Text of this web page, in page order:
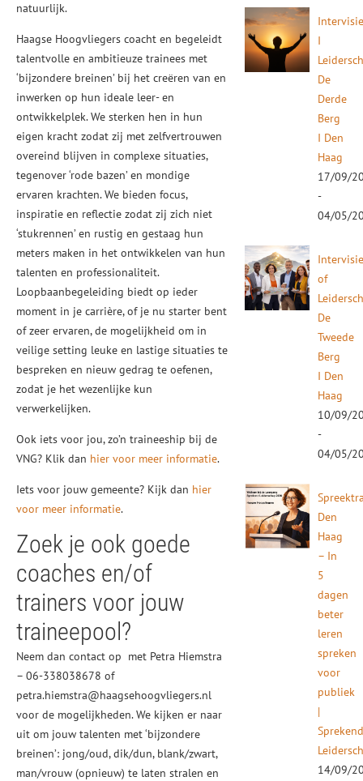
natuurlijk.
Haagse Hoogvliegers coacht en begeleidt
talentvolle en ambitieuze trainees met
‘bijzondere breinen’ bij het creëren van en
inwerken op hun ideale leer- en
ontwikkelplek. We sterken hen in hun
eigen kracht zodat zij met zelfvertrouwen
overeind blijven in complexe situaties,
tegenover ‘rode bazen’ en mondige
ervaren krachten. We bieden focus,
inspiratie en reflectie zodat zij zich niet
‘stukrennen’ en rustig en gestaag hun
meters maken in het ontwikkelen van hun
talenten en professionaliteit.
Loopbaanbegeleiding biedt op ieder
moment in je carrière, of je nu starter bent
of zeer ervaren, de mogelijkheid om in
veilige setting leuke en lastige situaties te
bespreken en nieuw gedrag te oefenen,
zodat je het wezenlijke kun
verwerkelijken.
Ook iets voor jou, zo’n traineeship bij de
VNG? Klik dan hier voor meer informatie.
Iets voor jouw gemeente? Kijk dan hier
voor meer informatie.
Zoek je ook goede
coaches en/of
trainers voor jouw
traineepool?
Neem dan contact op met Petra Hiemstra
– 06-338038678 of
petra.hiemstra@haagsehoogvliegers.nl
voor de mogelijkheden. We kijken er naar
uit om jouw talenten met ‘bijzondere
breinen’: jong/oud, dik/dun, blank/zwart,
man/vrouw (opnieuw) te laten stralen en
I
De
Derde
Berg
I Den
Haag
17/09/
-
04/05/
of
De
Tweede
Berg
I Den
Haag
10/09/
-
04/05/
Den
Haag
– In
5
dagen
beter
leren
spreken
voor
publiek
|
14/09/